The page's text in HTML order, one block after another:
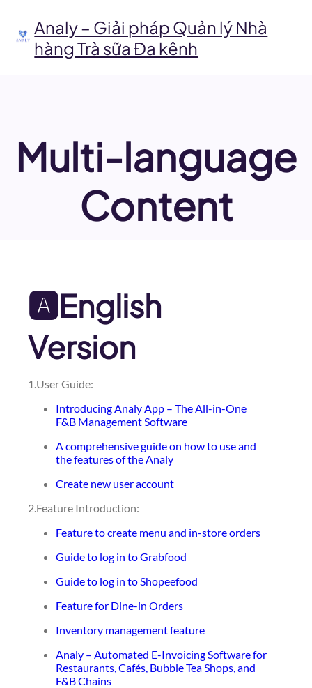
phần
Analy – Giải pháp Quản lý Nhà
hàng Trà sữa Đa kênh
Multi-language
Content
🅰️English
Version
1.User Guide:
Introducing Analy App – The All-in-One
F&B Management Software
A comprehensive guide on how to use and
the features of the Analy
Create new user account
2.Feature Introduction:
Feature to create menu and in-store orders
Guide to log in to Grabfood
Guide to log in to Shopeefood
Feature for Dine-in Orders
Inventory management feature
Analy – Automated E-Invoicing Software for
Restaurants, Cafés, Bubble Tea Shops, and
F&B Chains